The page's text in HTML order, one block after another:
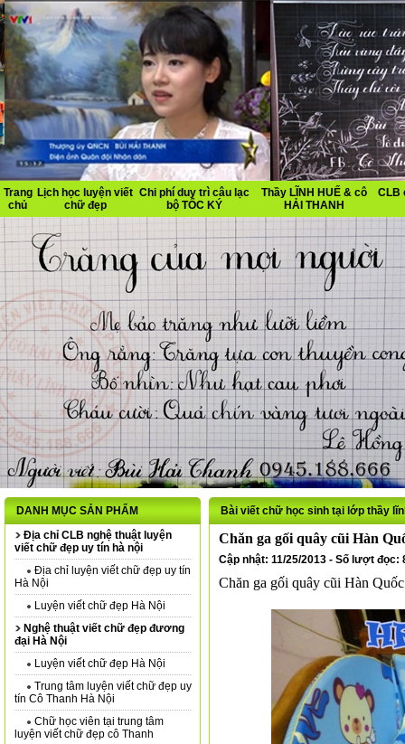
Trang
chủ
Lịch học luyện viết
chữ đẹp
Chi phí duy trì câu lạc
bộ TỐC KÝ
Thầy LĨNH HUẾ & cô
HẢI THANH
CLB
DANH MỤC SẢN PHẨM
Địa chỉ CLB nghệ thuật luyện
viết chữ đẹp uy tín hà nội
Địa chỉ luyện viết chữ đẹp uy tín
Hà Nội
Luyện viết chữ đẹp Hà Nội
Nghệ thuật viết chữ đẹp đương
đại Hà Nội
Luyện viết chữ đẹp Hà Nội
Trung tâm luyện viết chữ đẹp uy
tín Cô Thanh Hà Nội
Chữ học viên tại trung tâm
luyện viết chữ đẹp cô Thanh
Bài viết chữ học sinh tại lớp thầy
Chăn ga gối quây cũi Hàn
Cập nhật: 11/25/2013 - Số lượt đọc:
Chăn ga gối quây cũi Hàn